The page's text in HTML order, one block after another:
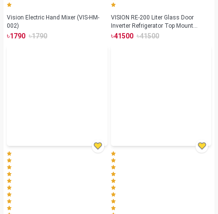
Vision Electric Hand Mixer (VIS-HM-
002)
৳1790 ৳1790
VISION RE-200 Liter Glass Door
Inverter Refrigerator Top Mount
Summer Lotus
৳41500 ৳41500